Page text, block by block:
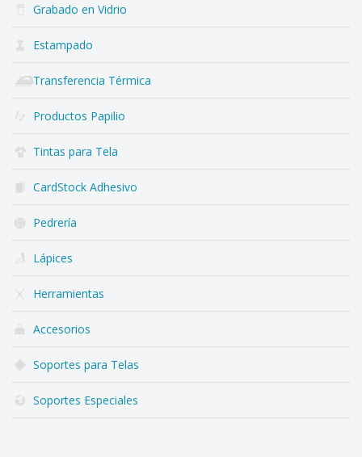
Grabado en Vidrio
Estampado
Transferencia Térmica
Productos Papilio
Tintas para Tela
CardStock Adhesivo
Pedrería
Lápices
Herramientas
Accesorios
Soportes para Telas
Soportes Especiales